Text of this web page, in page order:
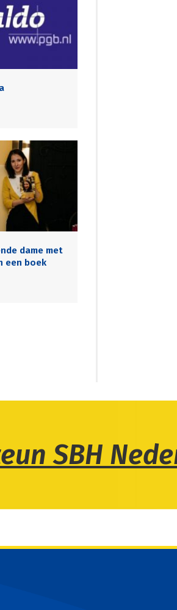
dame met
een boek
SBH